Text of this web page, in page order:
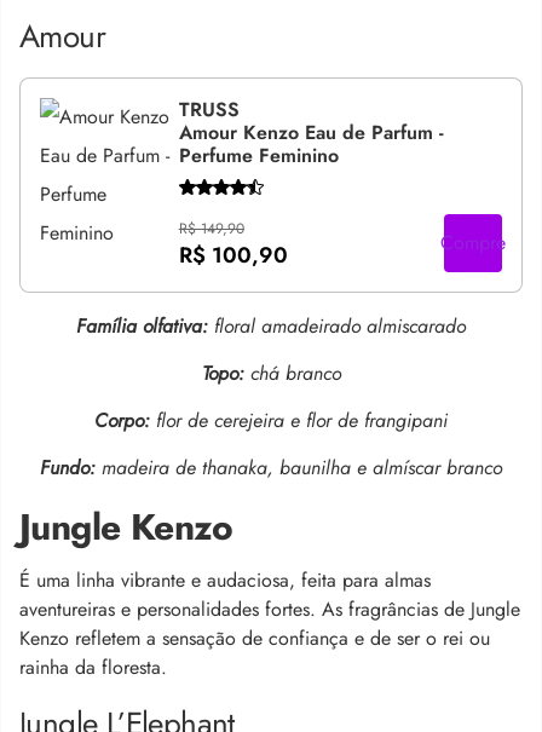
Amour
TRUSS
Amour Kenzo Eau de Parfum -
Perfume Feminino
R$ 149,90
R$ 100,90 Compre
Família olfativa: floral amadeirado almiscarado
Topo: chá branco
Corpo: flor de cerejeira e flor de frangipani
Fundo: madeira de thanaka, baunilha e almíscar branco
Jungle Kenzo
É uma linha vibrante e audaciosa, feita para almas
aventureiras e personalidades fortes. As fragrâncias de Jungle
Kenzo refletem a sensação de confiança e de ser o rei ou
rainha da floresta.